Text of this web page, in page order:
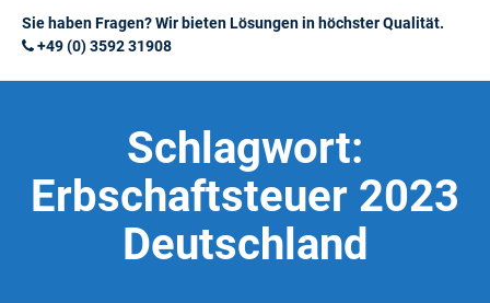
Sie haben Fragen? Wir bieten Lösungen in höchster Qualität.
+49 (0) 3592 31908
Schlagwort:
Erbschaftsteuer 2023
Deutschland